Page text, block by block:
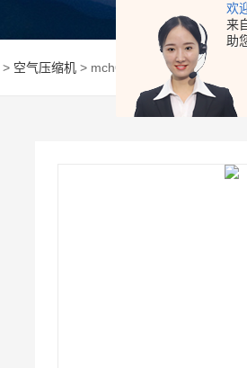
欢
来
助
> 空气压缩机 > mch6MCH6/EM